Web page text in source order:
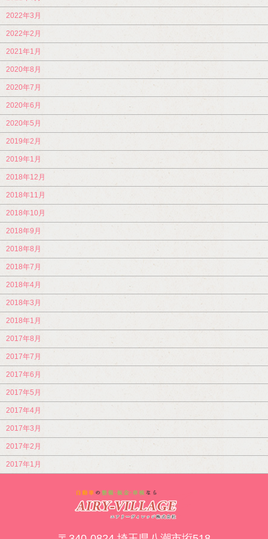
2022年3月
2022年2月
2021年1月
2020年8月
2020年7月
2020年6月
2020年5月
2019年2月
2019年1月
2018年12月
2018年11月
2018年10月
2018年9月
2018年8月
2018年7月
2018年4月
2018年3月
2018年1月
2017年8月
2017年7月
2017年6月
2017年5月
2017年4月
2017年3月
2017年2月
2017年1月